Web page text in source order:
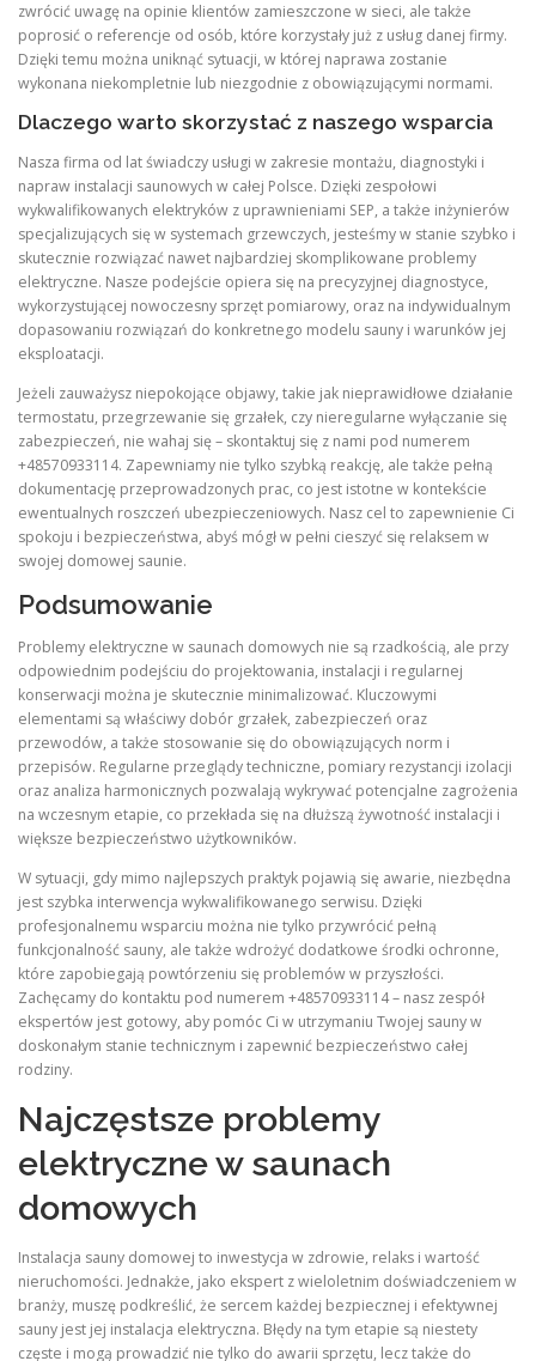
zwrócić uwagę na opinie klientów zamieszczone w sieci, ale także
poprosić o referencje od osób, które korzystały już z usług danej firmy.
Dzięki temu można uniknąć sytuacji, w której naprawa zostanie
wykonana niekompletnie lub niezgodnie z obowiązującymi normami.
Dlaczego warto skorzystać z naszego wsparcia
Nasza firma od lat świadczy usługi w zakresie montażu, diagnostyki i
napraw instalacji saunowych w całej Polsce. Dzięki zespołowi
wykwalifikowanych elektryków z uprawnieniami SEP, a także inżynierów
specjalizujących się w systemach grzewczych, jesteśmy w stanie szybko i
skutecznie rozwiązać nawet najbardziej skomplikowane problemy
elektryczne. Nasze podejście opiera się na precyzyjnej diagnostyce,
wykorzystującej nowoczesny sprzęt pomiarowy, oraz na indywidualnym
dopasowaniu rozwiązań do konkretnego modelu sauny i warunków jej
eksploatacji.
Jeżeli zauważysz niepokojące objawy, takie jak nieprawidłowe działanie
termostatu, przegrzewanie się grzałek, czy nieregularne wyłączanie się
zabezpieczeń, nie wahaj się – skontaktuj się z nami pod numerem
+48570933114. Zapewniamy nie tylko szybką reakcję, ale także pełną
dokumentację przeprowadzonych prac, co jest istotne w kontekście
ewentualnych roszczeń ubezpieczeniowych. Nasz cel to zapewnienie Ci
spokoju i bezpieczeństwa, abyś mógł w pełni cieszyć się relaksem w
swojej domowej saunie.
Podsumowanie
Problemy elektryczne w saunach domowych nie są rzadkością, ale przy
odpowiednim podejściu do projektowania, instalacji i regularnej
konserwacji można je skutecznie minimalizować. Kluczowymi
elementami są właściwy dobór grzałek, zabezpieczeń oraz
przewodów, a także stosowanie się do obowiązujących norm i
przepisów. Regularne przeglądy techniczne, pomiary rezystancji izolacji
oraz analiza harmonicznych pozwalają wykrywać potencjalne zagrożenia
na wczesnym etapie, co przekłada się na dłuższą żywotność instalacji i
większe bezpieczeństwo użytkowników.
W sytuacji, gdy mimo najlepszych praktyk pojawią się awarie, niezbędna
jest szybka interwencja wykwalifikowanego serwisu. Dzięki
profesjonalnemu wsparciu można nie tylko przywrócić pełną
funkcjonalność sauny, ale także wdrożyć dodatkowe środki ochronne,
które zapobiegają powtórzeniu się problemów w przyszłości.
Zachęcamy do kontaktu pod numerem +48570933114 – nasz zespół
ekspertów jest gotowy, aby pomóc Ci w utrzymaniu Twojej sauny w
doskonałym stanie technicznym i zapewnić bezpieczeństwo całej
rodziny.
Najczęstsze problemy
elektryczne w saunach
domowych
Instalacja sauny domowej to inwestycja w zdrowie, relaks i wartość
nieruchomości. Jednakże, jako ekspert z wieloletnim doświadczeniem w
branży, muszę podkreślić, że sercem każdej bezpiecznej i efektywnej
sauny jest jej instalacja elektryczna. Błędy na tym etapie są niestety
częste i mogą prowadzić nie tylko do awarii sprzętu, lecz także do